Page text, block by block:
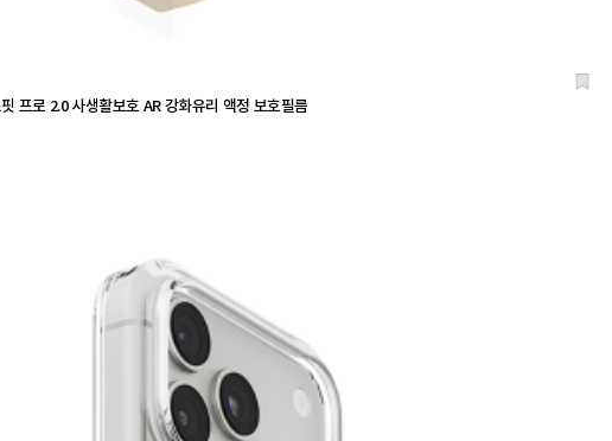
프로 2.0 사생활보호 AR 강화유리 액정 보호필름